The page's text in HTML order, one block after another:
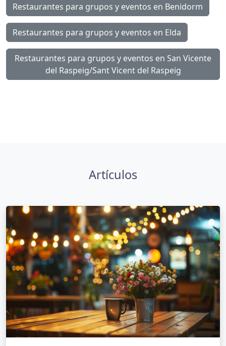
Restaurantes para grupos y eventos en Benidorm
Restaurantes para grupos y eventos en Elda
Restaurantes para grupos y eventos en San Vicente
del Raspeig/Sant Vicent del Raspeig
Artículos